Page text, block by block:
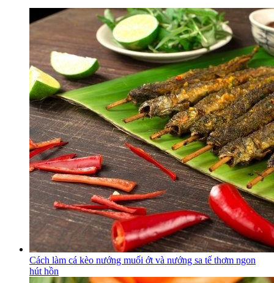
Cách làm cá kèo nướng muối ớt và nướng sa tế thơm ngon
hút hồn